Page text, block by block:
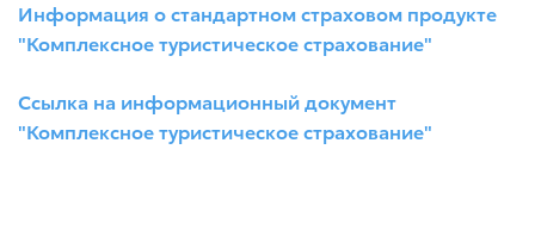
Информация о стандартном страховом продукте
"Комплексное туристическое страхование"
Ссылка на информационный документ
"Комплексное туристическое страхование"